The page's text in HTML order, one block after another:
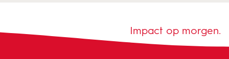
Impact op morgen.